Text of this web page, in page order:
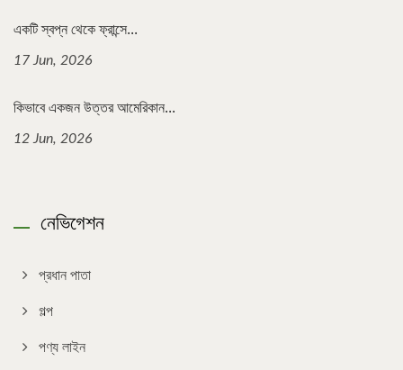
একটি স্বপ্ন থেকে ফ্রান্সে...
17 Jun, 2026
কিভাবে একজন উত্তর আমেরিকান...
12 Jun, 2026
নেভিগেশন
প্রধান পাতা
গল্প
পণ্য লাইন